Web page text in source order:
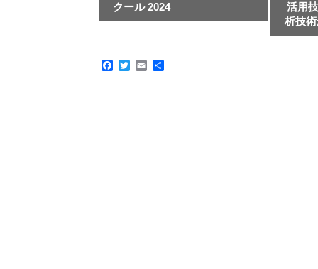
クール 2024
活用
析技
Facebook
TwitterEmail